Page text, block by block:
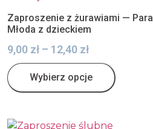
Zaproszenie z żurawiami — Para
Młoda z dzieckiem
9,00 zł – 12,40 zł
Wybierz opcje